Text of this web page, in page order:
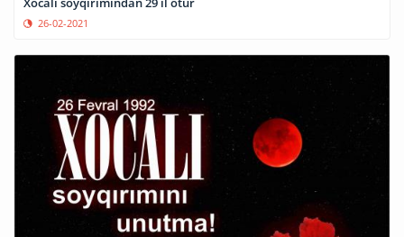
26-02-2021